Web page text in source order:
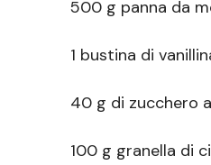
500 g panna da
1 bustina di
40 g di zucchero
100 g granella di